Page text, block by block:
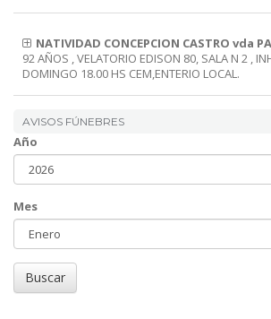
NATIVIDAD CONCEPCION CASTRO vda
92 AÑOS , VELATORIO EDISON 80, SALA N 2 ,
DOMINGO 18.00 HS CEM,ENTERIO LOCAL.
AVISOS FÚNEBRES
Año
Mes
Buscar